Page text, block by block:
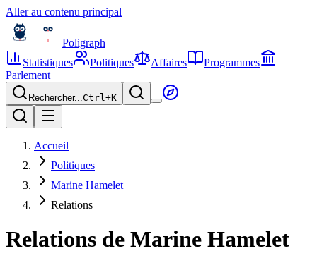
Aller au contenu principal
Poligraph
Statistiques
Politiques Affaires
Programmes
Parlement
Rechercher...Ctrl+K
Accueil
Politiques
Marine Hamelet
Relations
Relations de Marine Hamelet